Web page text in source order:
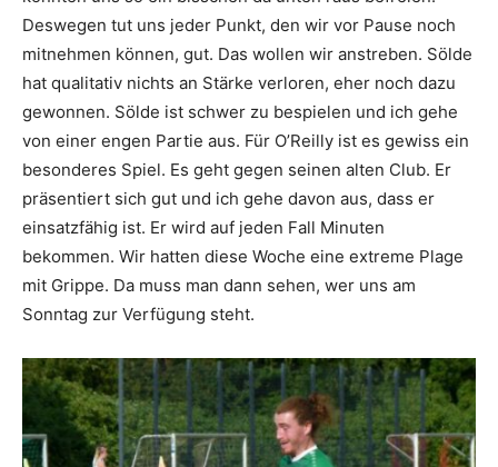
Deswegen tut uns jeder Punkt, den wir vor Pause noch
mitnehmen können, gut. Das wollen wir anstreben. Sölde
hat qualitativ nichts an Stärke verloren, eher noch dazu
gewonnen. Sölde ist schwer zu bespielen und ich gehe
von einer engen Partie aus. Für O’Reilly ist es gewiss ein
besonderes Spiel. Es geht gegen seinen alten Club. Er
präsentiert sich gut und ich gehe davon aus, dass er
einsatzfähig ist. Er wird auf jeden Fall Minuten
bekommen. Wir hatten diese Woche eine extreme Plage
mit Grippe. Da muss man dann sehen, wer uns am
Sonntag zur Verfügung steht.